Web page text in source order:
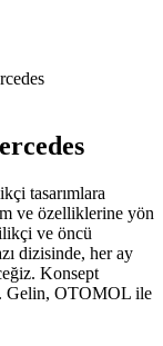
tasarımlara
ve özelliklerine yön
ve öncü
dizisinde, her ay
Konsept
Gelin, OTOMOL ile